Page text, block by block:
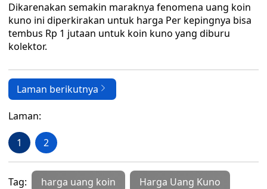
Dikarenakan semakin maraknya fenomena uang koin
kuno ini diperkirakan untuk harga Per kepingnya bisa
tembus Rp 1 jutaan untuk koin kuno yang diburu
kolektor.
Laman berikutnya
Laman:
1 2
Tag: harga uang koin Harga Uang Kuno